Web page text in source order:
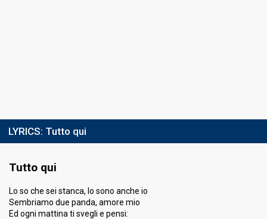
FIRST ROUND
Running order 3
LYRICS: Tutto qui
Tutto qui
Lo so che sei stanca, lo sono anche io
Sembriamo due panda, amore mio
Ed ogni mattina ti svegli e pensi: